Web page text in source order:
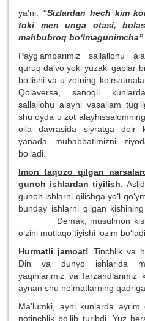
ya'ni: “Sizlardan hech kim
toki men unga otasi,
mahbubroq bo‘lmagunimcha”
Payg‘ambarimiz sallallohu
quruq da'vo yoki yuzaki gaplar
bo‘lishi va u zotning
Qolaversa, sanoqli
sallallohu alayhi vasallam
shu oyda u zot
oila davrasida siyratga doir
yanada muhabbatimizni
bo‘ladi.
Imon taqozo qilgan
gunoh ishlardan tiyilish.
gunoh ishlarni qilishga yo‘l
bunday ishlarni qilgan
Demak, musulmon kishi
o‘zini mutlaqo tiyishi lozim bo‘ladi.
Hurmatli jamoat! Tinchlik va
Din va dunyo ishlarida
yaqinlarimiz va farzandlarimiz
aynan shu ne'matlarning
Ma'lumki, ayni kunlarda ayrim
notinchlik bo‘lib turibdi. Yuz